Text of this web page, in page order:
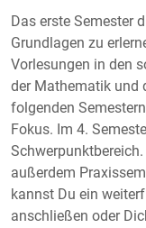
Das erste Semester
Grundlagen zu
Vorlesungen in den
der Mathematik und
folgenden
Fokus. Im 4.
außerdem
kannst Du ein
anschließen oder